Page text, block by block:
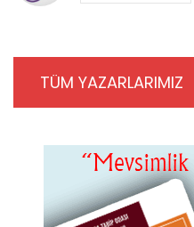
TÜM YAZARLARIMIZ